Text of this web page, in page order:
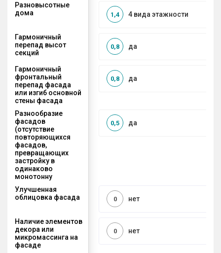
Разновысотные
дома
4 вида этажности
1,4
Гармоничный
перепад высот
секций
да
0,8
Гармоничный
фронтальный
перепад фасада
или изгиб основной
стены фасада
да
0,8
Разнообразие
фасадов
(отсутствие
повторяющихся
фасадов,
превращающих
застройку в
одинаково
монотонну
да
0,5
Улучшенная
облицовка фасада
нет
0
Наличие элементов
декора или
микромассинга на
фасаде
нет
0